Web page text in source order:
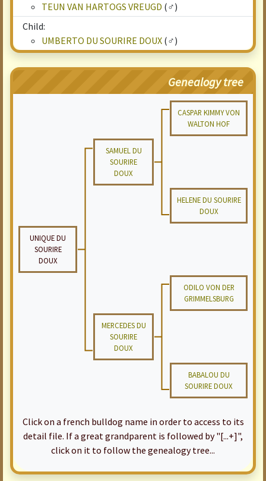
TEUN VAN HARTOGS VREUGD (♂)
Child:
UMBERTO DU SOURIRE DOUX (♂)
Genealogy tree
CASPAR KIMMY VON
WALTON HOF
SAMUEL DU
SOURIRE
DOUX
HELENE DU SOURIRE
DOUX
UNIQUE DU
SOURIRE
DOUX
ODILO VON DER
GRIMMELSBURG
MERCEDES DU
SOURIRE
DOUX
BABALOU DU
SOURIRE DOUX
Click on a french bulldog name in order to access to its
detail file. If a great grandparent is followed by "[...+]",
click on it to follow the genealogy tree...